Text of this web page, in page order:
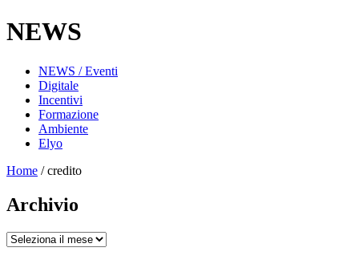
NEWS
NEWS / Eventi
Digitale
Incentivi
Formazione
Ambiente
Elyo
Home /credito
Archivio
Archivio